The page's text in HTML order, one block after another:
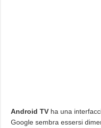
Android TV ha una
Google sembra essersi